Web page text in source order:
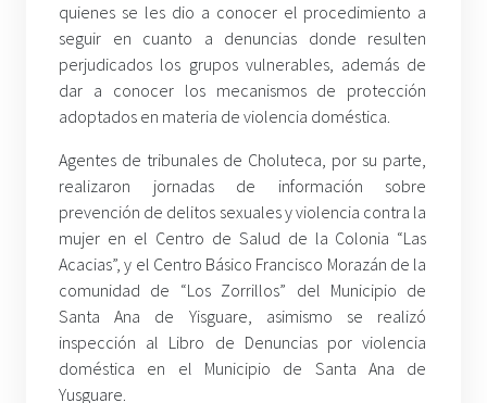
quienes se les dio a conocer el procedimiento a
seguir en cuanto a denuncias donde resulten
perjudicados los grupos vulnerables, además de
dar a conocer los mecanismos de protección
adoptados en materia de violencia doméstica.
Agentes de tribunales de Choluteca, por su parte,
realizaron jornadas de información sobre
prevención de delitos sexuales y violencia contra la
mujer en el Centro de Salud de la Colonia “Las
Acacias”, y el Centro Básico Francisco Morazán de la
comunidad de “Los Zorrillos” del Municipio de
Santa Ana de Yisguare, asimismo se realizó
inspección al Libro de Denuncias por violencia
doméstica en el Municipio de Santa Ana de
Yusguare.